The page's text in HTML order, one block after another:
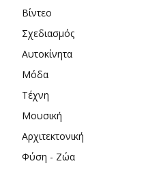
Βίντεο
Σχεδιασμός
Αυτοκίνητα
Μόδα
Τέχνη
Μουσική
Αρχιτεκτονική
Φύση - Ζώα